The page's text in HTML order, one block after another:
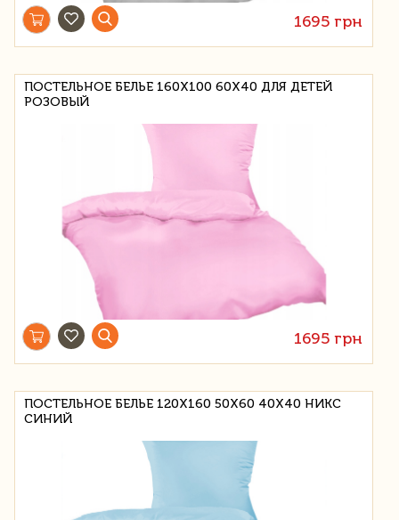
1695 грн
ПОСТЕЛЬНОЕ БЕЛЬЕ 160X100 60Х40 ДЛЯ ДЕТЕЙ
РОЗОВЫЙ
1695 грн
ПОСТЕЛЬНОЕ БЕЛЬЕ 120X160 50X60 40Х40 НИКС
СИНИЙ